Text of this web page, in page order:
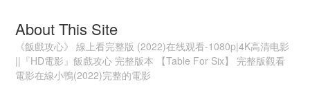
About This Site
《飯戲攻心》 線上看完整版 (2022)在线观看-1080p|4K高清电影
||『HD電影』飯戲攻心 完整版本 【Table For Six】 完整版觀看
電影在線小鴨(2022)完整的電影